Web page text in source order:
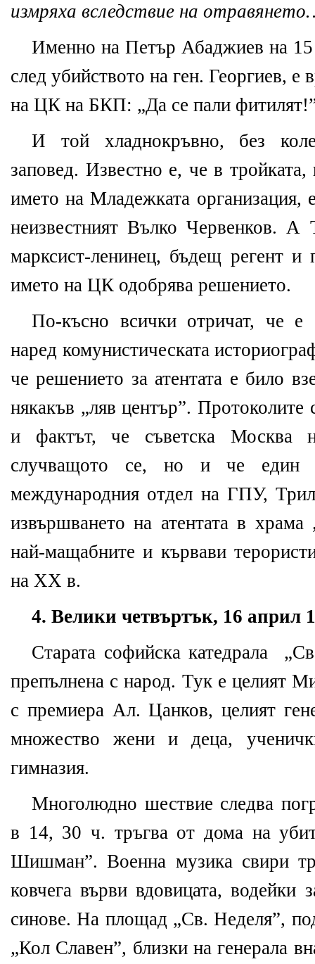
измряха вследствие на
Именно на Петър Абаджиев на 15
след убийството на ген. Георгиев, е
на ЦК на БКП: „Да се пали
И той хладнокръвно, без
заповед. Известно е, че в тройката,
името на Младежката организация,
неизвестният Вълко Червенков.
марксист-ленинец, бъдещ регент
името на ЦК одобрява решението.
По-късно всички отричат, че е
наред комунистическата
че решението за атентата е било
някакъв „ляв център”. Протоколите
и фактът, че съветска Москва
случващото се, но и че един
международния отдел на ГПУ,
извършването на атентата в
най-мащабните и кървави
на ХХ в.
4. Велики четвъртък, 16 април
Старата софийска катедрала
препълнена с народ. Тук е целият
с премиера Ал. Цанков, целият
множество жени и деца,
гимназия.
Многолюдно шествие следва
в 14, 30 ч. тръгва от дома на
Шишман”. Военна музика свири
ковчега върви вдовицата, водейки
синове. На площад „Св. Неделя”,
„Кол Славен”, близки на генерала